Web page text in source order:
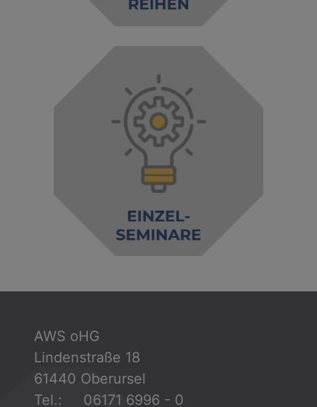
AWS oHG
Lindenstraße 18
61440 Oberursel
Tel.: 06171 6996 - 0